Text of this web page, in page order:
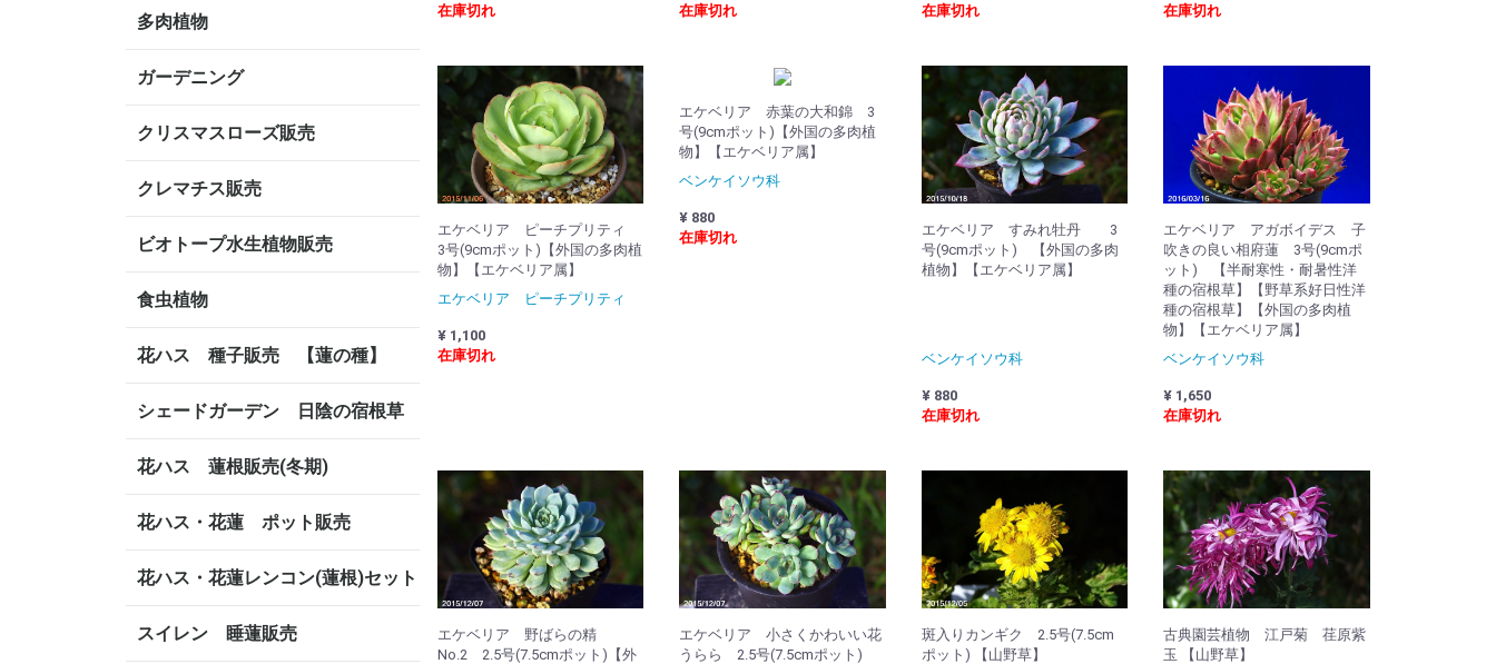
多肉植物
ガーデニング
クリスマスローズ販売
クレマチス販売
ビオトープ水生植物販売
食虫植物
花ハス 種子販売 【蓮の種】
シェードガーデン 日陰の宿根草
花ハス 蓮根販売(冬期)
花ハス・花蓮 ポット販売
花ハス・花蓮レンコン(蓮根)セット
スイレン 睡蓮販売
在庫切れ
在庫切れ
在庫切れ
在庫切れ
エケベリア ピーチプリティ
3号(9cmポット)【外国の多肉植
物】【エケベリア属】
エケベリア ピーチプリティ
¥ 1,100
在庫切れ
エケベリア 赤葉の大和錦 3
号(9cmポット)【外国の多肉植
物】【エケベリア属】
ベンケイソウ科
¥ 880
在庫切れ
エケベリア すみれ牡丹 3
号(9cmポット) 【外国の多肉
植物】【エケベリア属】
ベンケイソウ科
¥ 880
在庫切れ
エケベリア アガボイデス 子
吹きの良い相府蓮 3号(9cmポ
ット) 【半耐寒性・耐暑性洋
種の宿根草】【野草系好日性洋
種の宿根草】【外国の多肉植
物】【エケベリア属】
ベンケイソウ科
¥ 1,650
在庫切れ
エケベリア 野ばらの精
No.2 2.5号(7.5cmポット)【外
エケベリア 小さくかわいい花
うらら 2.5号(7.5cmポット)
斑入りカンギク 2.5号(7.5cm
ポット) 【山野草】
古典園芸植物 江戸菊 荏原紫
玉 【山野草】